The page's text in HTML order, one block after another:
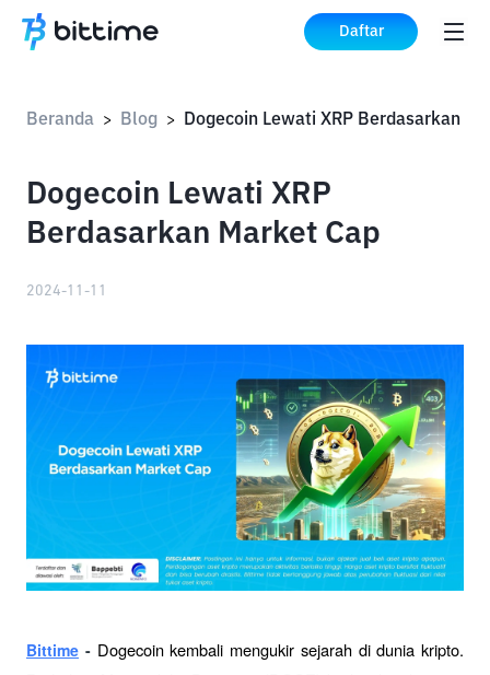
Daftar
Beranda > Blog >
Dogecoin Lewati XRP
Berdasarkan Market Cap
2024-11-11
Bittime - Dogecoin kembali mengukir sejarah di dunia kripto.